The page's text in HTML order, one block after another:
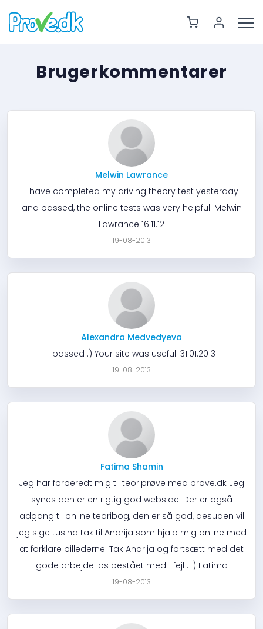
Brugerkommentarer
Melwin Lawrance
I have completed my driving theory test yesterday
and passed, the online tests was very helpful. Melwin
Lawrance 16.11.12
19-08-2013
Alexandra Medvedyeva
I passed :) Your site was useful. 31.01.2013
19-08-2013
Fatima Shamin
Jeg har forberedt mig til teoriprøve med prove.dk Jeg
synes den er en rigtig god webside. Der er også
adgang til online teoribog, den er så god, desuden vil
jeg sige tusind tak til Andrija som hjalp mig online med
at forklare billederne. Tak Andrija og fortsætt med det
gode arbejde. ps bestået med 1 fejl :-) Fatima
19-08-2013